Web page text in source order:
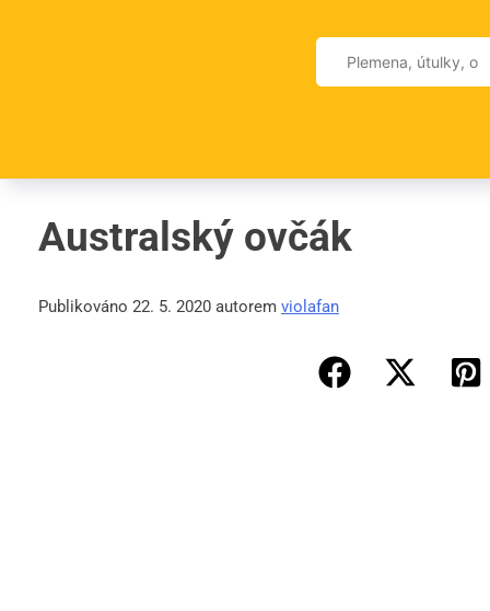
Vyhledávání
Australský ovčák
Publikováno 22. 5. 2020 autorem violafan